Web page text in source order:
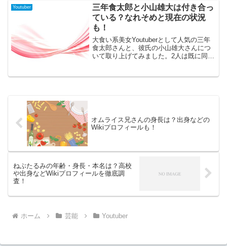
ました。しかし彼らの登録者数の推移は
他のYoutuberとは若干滋違う形となって
いました。それがどういうことなのか探
ってみました。
Youtuber
三年食太郎と小山雄大は付き合っ
ている？なれそめと現在の状況
も！
大食い系美女Youtuberとして人気の三年
食太郎さんと、彼氏の小山雄大さんにつ
いて取り上げてみました。2人は既に同棲
オムライス兄さんの身長は？出身などの
Wikiプロフィールも！
ねぶたるみの年齢・身長・本名は？高校
や出身などWikiプロフィールを徹底調
査！
ホーム 芸能 Youtuber